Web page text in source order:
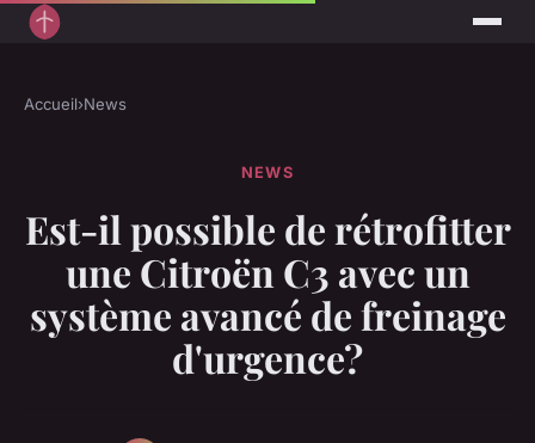
Accueil›News
NEWS
Est-il possible de rétrofitter
une Citroën C3 avec un
système avancé de freinage
d'urgence?